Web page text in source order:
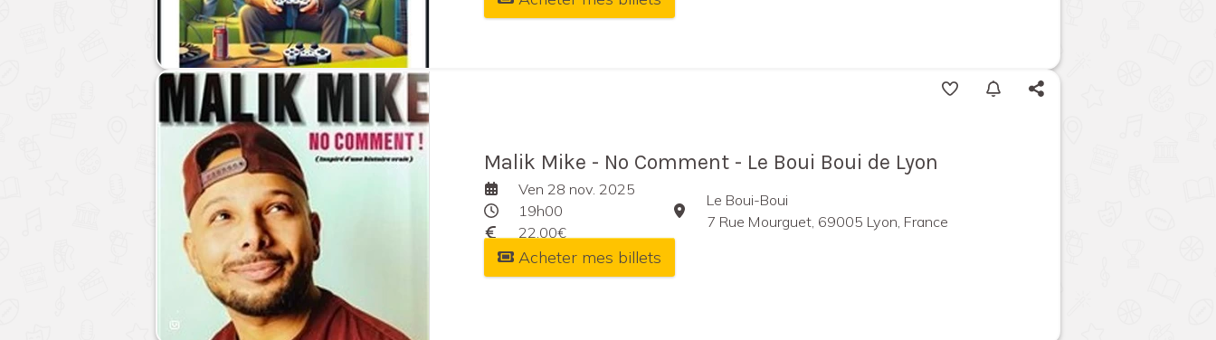
Malik Mike - No Comment - Le Boui Boui de Lyon
Ven 28 nov. 2025
19h00
22,00€
Le Boui-Boui
7 Rue Mourguet, 69005 Lyon, France
Acheter mes billets